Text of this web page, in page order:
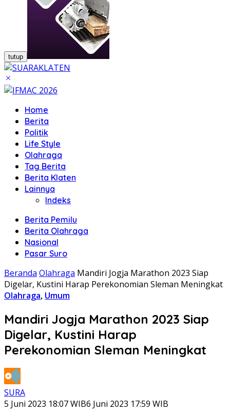
tutup
Home
Berita
Politik
Life Style
Olahraga
Tag Berita
Berita Klaten
Lainnya
Indeks
Berita Pemilu
Berita Olahraga
Nasional
Pasar Suro
Beranda Olahraga Mandiri Jogja Marathon 2023 Siap
Digelar, Kustini Harap Perekonomian Sleman Meningkat
Olahraga, Umum
Mandiri Jogja Marathon 2023 Siap
Digelar, Kustini Harap
Perekonomian Sleman Meningkat
SURA
5 Juni 2023 18:07 WIB6 Juni 2023 17:59 WIB